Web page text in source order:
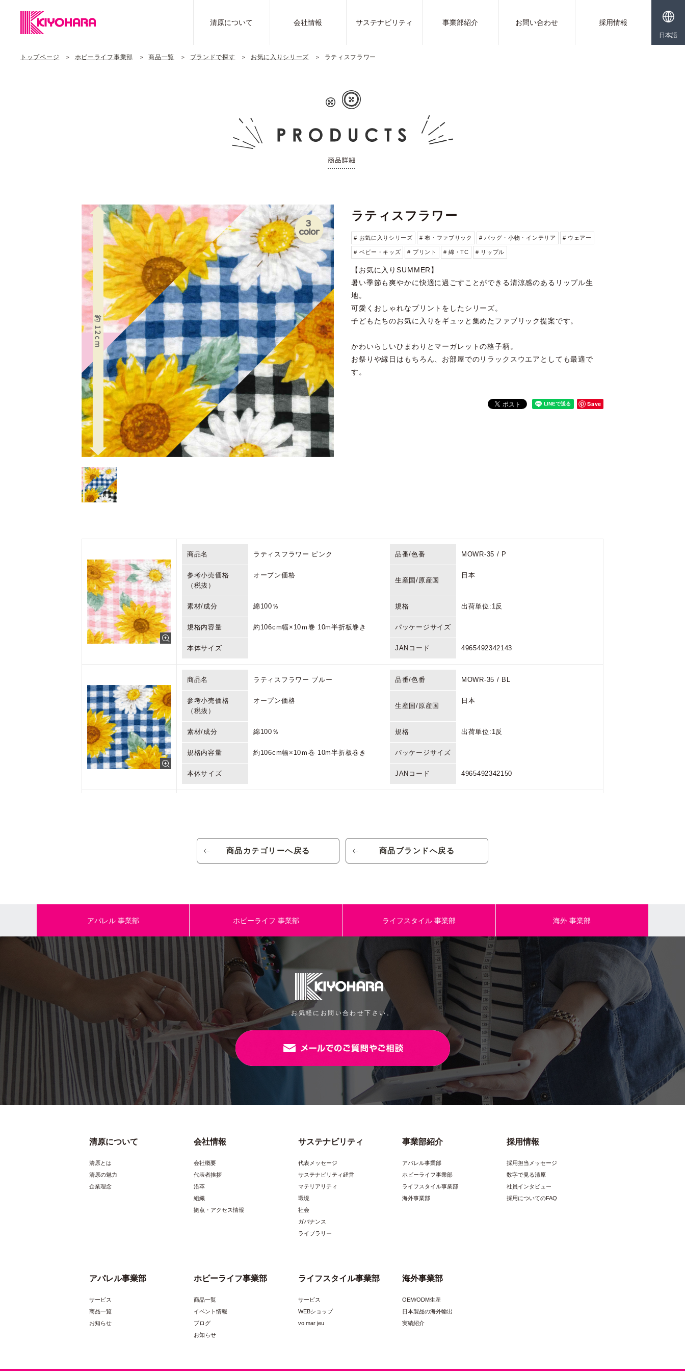
清原について 会社情報 サステナビリティ 事業部紹介 お問い合わせ 採用情報
日本語
トップページ ホビーライフ事業部 商品一覧 ブランドで探す お気に入りシリーズ ラティスフラワー
ラティスフラワー
# お気に入りシリーズ # 布・ファブリック # バッグ・小物・インテリア # ウェアー
# ベビー・キッズ # プリント # 綿・TC # リップル
【お気に入りSUMMER】
暑い季節も爽やかに快適に過ごすことができる清涼感のあるリップル生
地。
可愛くおしゃれなプリントをしたシリーズ。
子どもたちのお気に入りをギュッと集めたファブリック提案です。
かわいらしいひまわりとマーガレットの格子柄。
お祭りや縁日はもちろん、お部屋でのリラックスウエアとしても最適で
す。
Save
商品名 ラティスフラワー ピンク 品番/色番 MOWR-35 / P
参考小売価格
（税抜）
オープン価格
生産国/原産国
日本
素材/成分 綿100％ 規格 出荷単位:1反
規格内容量 約106cm幅×10ｍ巻 10m半折板巻き パッケージサイズ
本体サイズ JANコード 4965492342143
商品名 ラティスフラワー ブルー 品番/色番 MOWR-35 / BL
参考小売価格
（税抜）
オープン価格
生産国/原産国
日本
素材/成分 綿100％ 規格 出荷単位:1反
規格内容量 約106cm幅×10ｍ巻 10m半折板巻き パッケージサイズ
本体サイズ JANコード 4965492342150
（税抜）
商品カテゴリーへ戻る 商品ブランドへ戻る
アパレル事業部 ホビーライフ 事業部 ライフスタイル 事業部 海外 事業部
お気軽にお問い合わせ下さい。
清原について
清原とは
清原の魅力
企業理念
会社情報
会社概要
代表者挨拶
沿革
組織
拠点・アクセス情報
サステナビリティ
代表メッセージ
サステナビリティ経営
マテリアリティ
環境
社会
ガバナンス
ライブラリー
事業部紹介
アパレル事業部
ホビーライフ事業部
ライフスタイル事業部
海外事業部
採用情報
採用担当メッセージ
数字で見る清原
社員インタビュー
採用についてのFAQ
アパレル事業部
サービス
商品一覧
お知らせ
ホビーライフ事業部
商品一覧
イベント情報
ブログ
お知らせ
ライフスタイル事業部
サービス
WEBショップ
vo mar jeu
海外事業部
OEM/ODM生産
日本製品の海外輸出
実績紹介